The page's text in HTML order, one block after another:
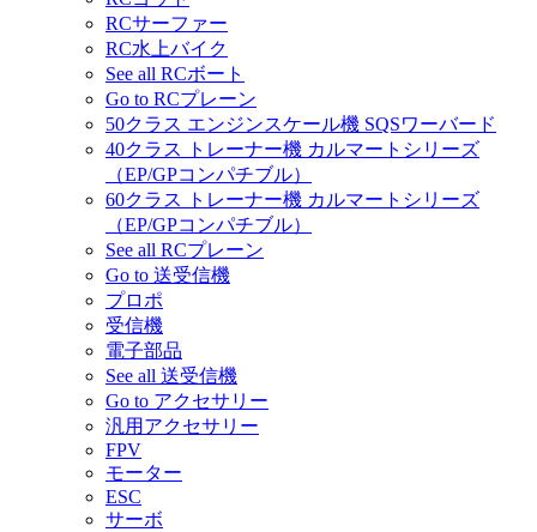
RCサーファー
RC水上バイク
See all RCボート
Go to RCプレーン
50クラス エンジンスケール機 SQSワーバード
40クラス トレーナー機 カルマートシリーズ
（EP/GPコンパチブル）
60クラス トレーナー機 カルマートシリーズ
（EP/GPコンパチブル）
See all RCプレーン
Go to 送受信機
プロポ
受信機
電子部品
See all 送受信機
Go to アクセサリー
汎用アクセサリー
FPV
モーター
ESC
サーボ